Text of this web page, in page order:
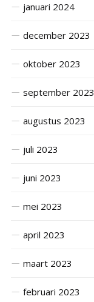
januari 2024
december 2023
oktober 2023
september 2023
augustus 2023
juli 2023
juni 2023
mei 2023
april 2023
maart 2023
februari 2023